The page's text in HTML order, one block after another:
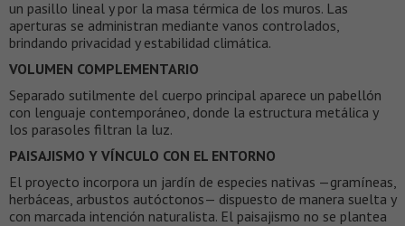
un pasillo lineal y por la masa térmica de los muros. Las
aperturas se administran mediante vanos controlados,
brindando privacidad y estabilidad climática.
VOLUMEN COMPLEMENTARIO
Separado sutilmente del cuerpo principal aparece un pabellón
con lenguaje contemporáneo, donde la estructura metálica y
los parasoles filtran la luz.
PAISAJISMO Y VÍNCULO CON EL ENTORNO
El proyecto incorpora un jardín de especies nativas —gramíneas,
herbáceas, arbustos autóctonos— dispuesto de manera suelta y
con marcada intención naturalista. El paisajismo no se plantea